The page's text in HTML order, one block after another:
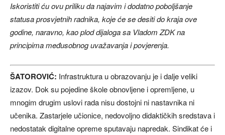
Iskoristiti ću ovu priliku da najavim i dodatno poboljšanje
statusa prosvjetnih radnika, koje će se desiti do kraja ove
godine, naravno, kao plod dijaloga sa Vladom ZDK na
principima međusobnog uvažavanja i povjerenja.
ŠATOROVIĆ: Infrastruktura u obrazovanju je i dalje veliki
izazov. Dok su pojedine škole obnovljene i opremljene, u
mnogim drugim uslovi rada nisu dostojni ni nastavnika ni
učenika. Zastarjele učionice, nedovoljno didaktičkih sredstava i
nedostatak digitalne opreme sputavaju napredak. Sindikat će i